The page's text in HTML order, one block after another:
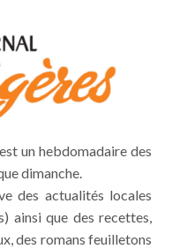
est un hebdomadaire des
dimanche.
des actualités locales
ainsi que des recettes,
des romans feuilletons